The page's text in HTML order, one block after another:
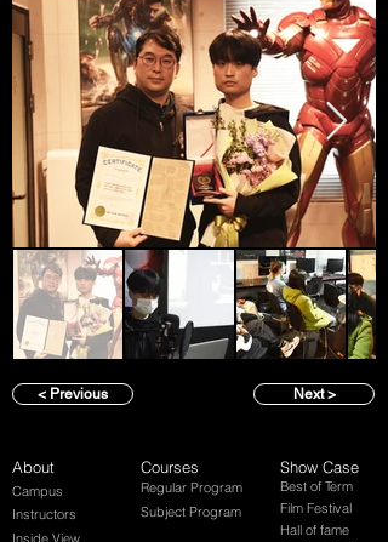
< Previous Next >
About
Campus
Instructors
Courses
Regular Program
Subject Program
Inside View
Show Case
Best of Term
Film Festival
Hall of fame